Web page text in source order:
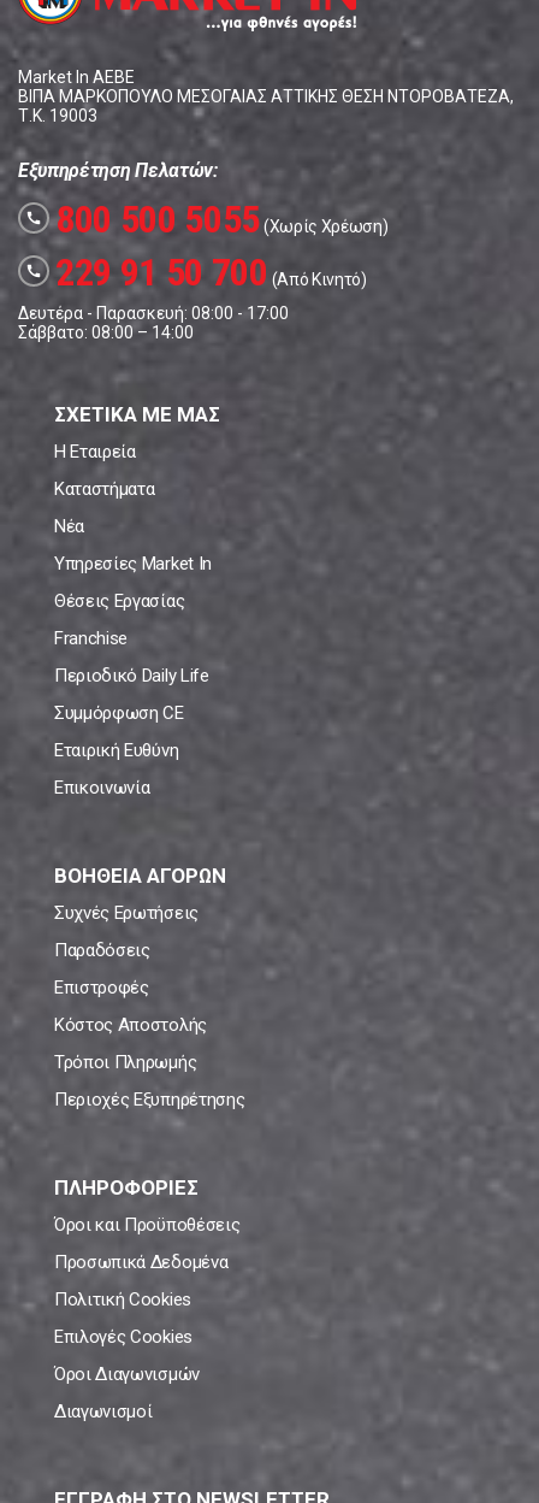
Market In ΑΕΒΕ
ΒΙΠΑ ΜΑΡΚΟΠΟΥΛΟ ΜΕΣΟΓΑΙΑΣ ΑΤΤΙΚΗΣ ΘΕΣΗ ΝΤΟΡΟΒΑΤΕΖΑ,
Τ.Κ. 19003
Εξυπηρέτηση Πελατών:
call 800 500 5055(Χωρίς Χρέωση)
call 229 91 50 700 (Από Κινητό)
Δευτέρα - Παρασκευή: 08:00 - 17:00
Σάββατο: 08:00 – 14:00
ΣΧΕΤΙΚΑ ΜΕ ΜΑΣ
Η Εταιρεία
Καταστήματα
Νέα
Υπηρεσίες Market In
Θέσεις Εργασίας
Franchise
Περιοδικό Daily Life
Συμμόρφωση CE
Εταιρική Ευθύνη
Επικοινωνία
ΒΟΗΘΕΙΑ ΑΓΟΡΩΝ
Συχνές Ερωτήσεις
Παραδόσεις
Επιστροφές
Κόστος Αποστολής
Τρόποι Πληρωμής
Περιοχές Εξυπηρέτησης
ΠΛΗΡΟΦΟΡΙΕΣ
Όροι και Προϋποθέσεις
Προσωπικά Δεδομένα
Πολιτική Cookies
Επιλογές Cookies
Όροι Διαγωνισμών
Διαγωνισμοί